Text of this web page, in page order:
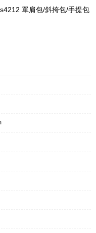
單肩包/斜挎包/手提包